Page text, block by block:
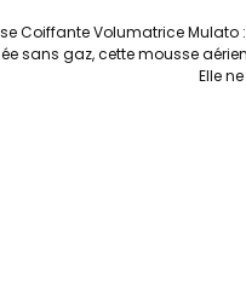
Coiffante Volumatrice
sans gaz, cette mousse
Elle